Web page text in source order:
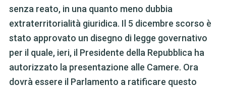
senza reato, in una quanto meno dubbia
extraterritorialità giuridica. Il 5 dicembre scorso è
stato approvato un disegno di legge governativo
per il quale, ieri, il Presidente della Repubblica ha
autorizzato la presentazione alle Camere. Ora
dovrà essere il Parlamento a ratificare questo